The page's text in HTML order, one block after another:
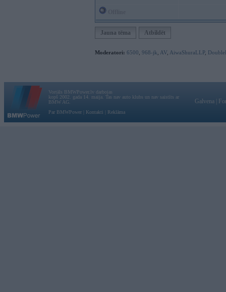
Jauna tēma Atbildēt
Moderatori: 6500 968-jk AV AiwaShuraLLP,
Vortāls BMWPower.lv darbojas
kopš 2002. gada 14. maija. Tas nav auto klubs un nav saistīts ar
BMW AG.
Par BMWPower
Kontakti Reklāma
Galvena